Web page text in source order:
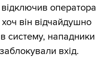
оператора
хоч він відчайдушно
систему, нападники
вхід.